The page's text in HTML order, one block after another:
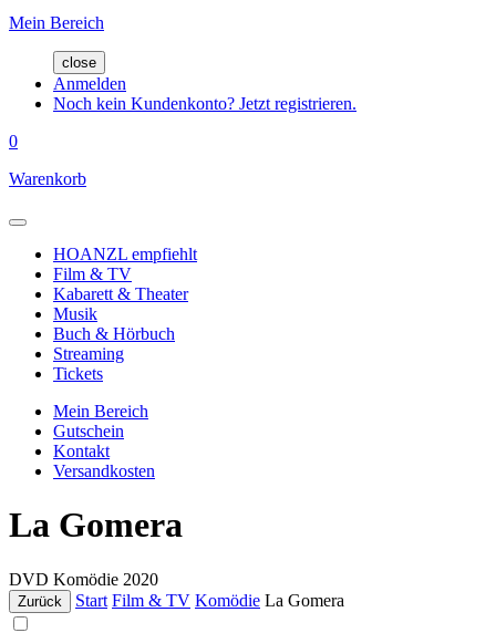
Mein Bereich
close
Anmelden
Noch kein Kundenkonto? Jetzt registrieren.
0
Warenkorb
HOANZL empfiehlt
Film & TV
Kabarett & Theater
Musik
Buch & Hörbuch
Streaming
Tickets
Mein Bereich
Gutschein
Kontakt
Versandkosten
La Gomera
DVD Komödie 2020
Zurück Start Film & TV Komödie La Gomera